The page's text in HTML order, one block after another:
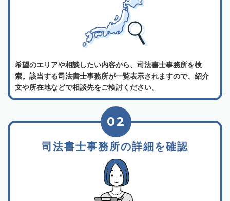
希望のエリアや相談したい内容から、司法書士事務所を検
索。該当する司法書士事務所が一覧表示されますので、紹介
文や所在地などで相談先をご検討ください。
司法書士事務所の詳細を確認
02